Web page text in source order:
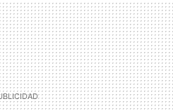
MAIL